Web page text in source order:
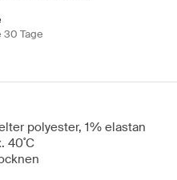
Tage
polyester, 1% elastan
40˚C